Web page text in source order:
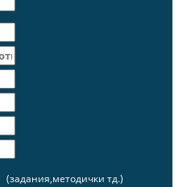
(задания,методички тд.)